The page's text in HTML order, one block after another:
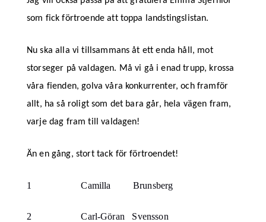
som fick förtroende att toppa landstingslistan.
Nu ska alla vi tillsammans åt ett enda håll, mot
storseger på valdagen. Må vi gå i enad trupp, krossa
våra fienden, golva våra konkurrenter, och framför
allt, ha så roligt som det bara går, hela vägen fram,
varje dag fram till valdagen!
Än en gång, stort tack för förtroendet!
1 Camilla Brunsberg
2 Carl-Göran Svensson